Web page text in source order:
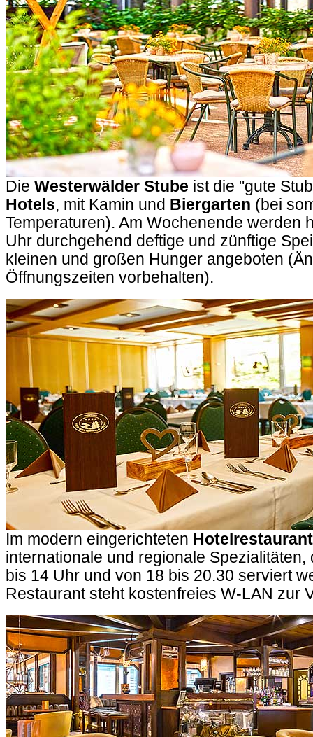
Die Westerwälder Stube ist die "gute
Hotels, mit Kamin und Biergarten (bei
Temperaturen). Am Wochenende werden
Uhr durchgehend deftige und zünftige
kleinen und großen Hunger angeboten
Öffnungszeiten vorbehalten).
Im modern eingerichteten Hotelrestaurant
internationale und regionale Spezialitäten,
bis 14 Uhr und von 18 bis 20.30 serviert
Restaurant steht kostenfreies W-LAN zur